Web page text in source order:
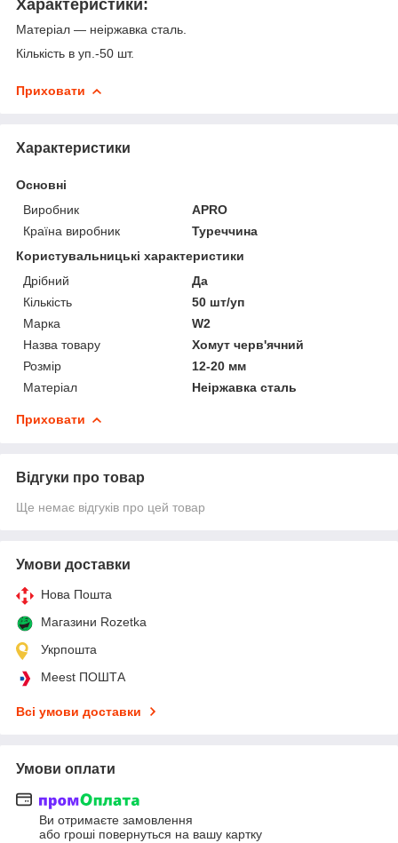
Характеристики:
Матеріал — неіржавка сталь.
Кількість в уп.-50 шт.
Приховати
Характеристики
Основні
Виробник
APRO
Країна виробник
Туреччина
Користувальницькі характеристики
Дрібний
Да
Кількість
50 шт/уп
Марка
W2
Назва товару
Хомут черв'ячний
Розмір
12-20 мм
Матеріал
Неіржавка сталь
Приховати
Відгуки про товар
Ще немає відгуків про цей товар
Умови доставки
Нова Пошта
Магазини Rozetka
Укрпошта
Meest ПОШТА
Всі умови доставки
Умови оплати
Ви отримаєте замовлення
або гроші повернуться на вашу картку